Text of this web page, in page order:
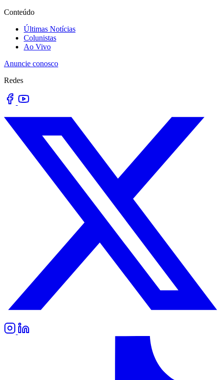
Conteúdo
Últimas Notícias
Colunistas
Ao Vivo
Anuncie conosco
Redes